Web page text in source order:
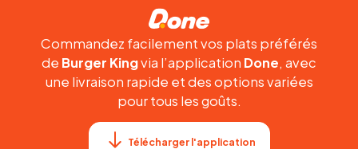
Commandez facilement vos plats préférés
de Burger Kingvia l’application Done, avec
une livraison rapide et des options variées
pour tous les goûts.
Télécharger l'application